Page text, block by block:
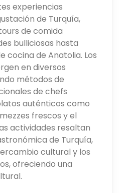
experiencias
de Turquía,
de comida
bulliciosas hasta
cocina de Anatolia. Los
en diversos
métodos de
de chefs
auténticos como
frescos y el
actividades resaltan
de Turquía,
cultural y los
ofreciendo una